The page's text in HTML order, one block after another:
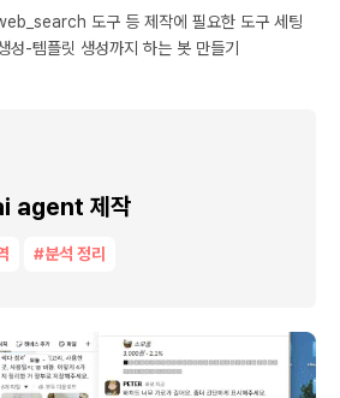
도구 등 제작에 필요한 도구 세팅
성-템플릿 생성까지 하는 봇 만들기
agent 제작
#분석 정리